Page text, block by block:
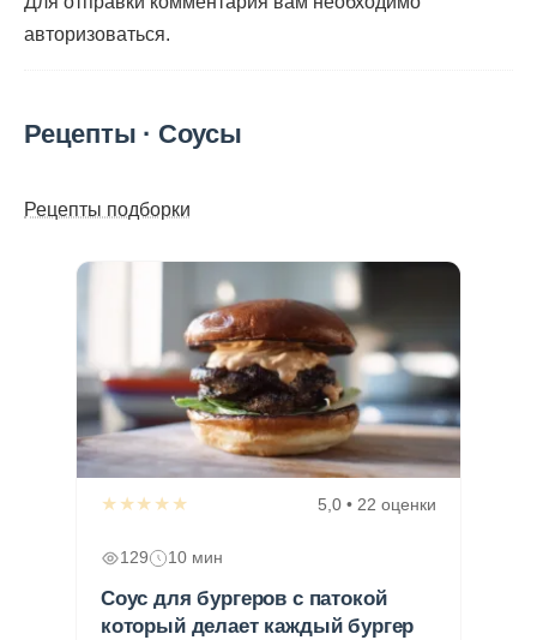
авторизоваться.
Рецепты · Соусы
Рецепты подборки
★★★★★ 5,0 • 22 оценки
129 10 мин
Соус для бургеров с патокой
который делает каждый бургер